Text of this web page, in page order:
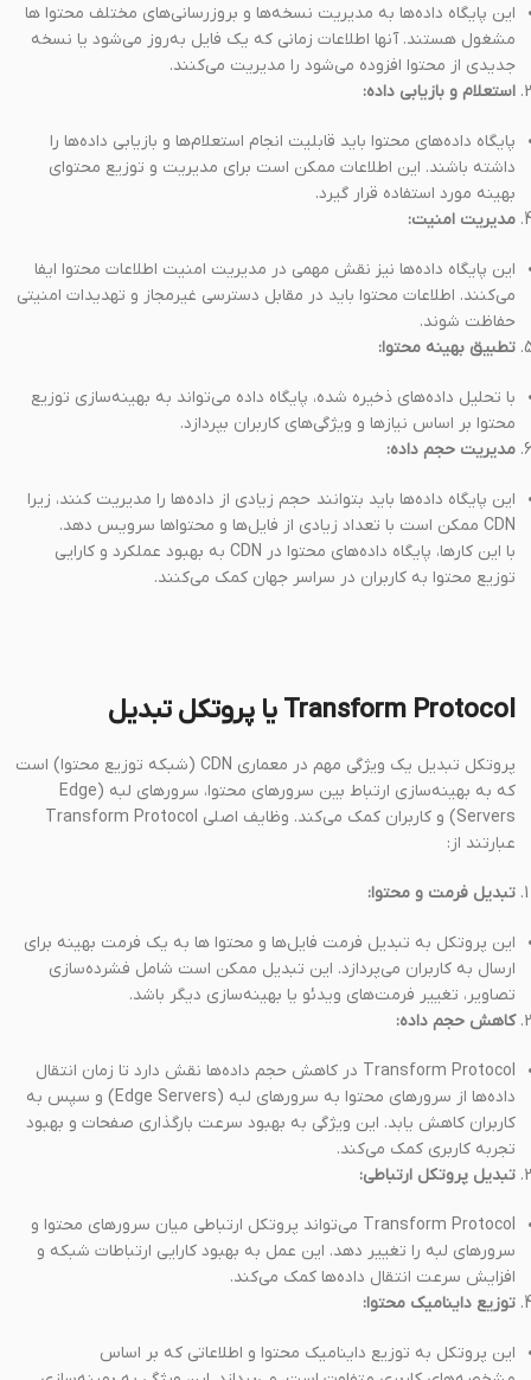
این پایگاه داده‌ها به مدیریت نسخه‌ها و بروزرسانی‌های مختلف محتوا ها
مشغول هستند. آنها اطلاعات زمانی که یک فایل به‌روز می‌شود یا نسخه
جدیدی از محتوا افزوده می‌شود را مدیریت می‌کنند.
استعلام و بازیابی داده:
پایگاه داده‌های محتوا باید قابلیت انجام استعلام‌ها و بازیابی داده‌ها را
داشته باشند. این اطلاعات ممکن است برای مدیریت و توزیع محتوای
بهینه مورد استفاده قرار گیرد.
مدیریت امنیت:
این پایگاه داده‌ها نیز نقش مهمی در مدیریت امنیت اطلاعات محتوا ایفا
می‌کنند. اطلاعات محتوا باید در مقابل دسترسی غیرمجاز و تهدیدات امنیتی
حفاظت شوند.
تطبیق بهینه محتوا:
با تحلیل داده‌های ذخیره شده، پایگاه داده می‌تواند به بهینه‌سازی توزیع
محتوا بر اساس نیازها و ویژگی‌های کاربران بپردازد.
مدیریت حجم داده:
این پایگاه داده‌ها باید بتوانند حجم زیادی از داده‌ها را مدیریت کنند، زیرا
CDN ممکن است با تعداد زیادی از فایل‌ها و محتواها سرویس دهد.
با این کارها، پایگاه داده‌های محتوا در CDN به بهبود عملکرد و کارایی
توزیع محتوا به کاربران در سراسر جهان کمک می‌کنند.
Transform Protocol یا پروتکل تبدیل
پروتکل تبدیل یک ویژگی مهم در معماری CDN (شبکه توزیع محتوا) است
که به بهینه‌سازی ارتباط بین سرورهای محتوا، سرورهای لبه (Edge
Servers) و کاربران کمک می‌کند. وظایف اصلی Transform Protocol
عبارتند از:
تبدیل فرمت و محتوا:
این پروتکل به تبدیل فرمت فایل‌ها و محتوا ها به یک فرمت بهینه برای
ارسال به کاربران می‌پردازد. این تبدیل ممکن است شامل فشرده‌سازی
تصاویر، تغییر فرمت‌های ویدئو یا بهینه‌سازی دیگر باشد.
کاهش حجم داده:
Transform Protocol در کاهش حجم داده‌ها نقش دارد تا زمان انتقال
داده‌ها از سرورهای محتوا به سرورهای لبه (Edge Servers) و سپس به
کاربران کاهش یابد. این ویژگی به بهبود سرعت بارگذاری صفحات و بهبود
تجربه کاربری کمک می‌کند.
تبدیل پروتکل ارتباطی:
Transform Protocol می‌تواند پروتکل ارتباطی میان سرورهای محتوا و
سرورهای لبه را تغییر دهد. این عمل به بهبود کارایی ارتباطات شبکه و
افزایش سرعت انتقال داده‌ها کمک می‌کند.
توزیع داینامیک محتوا:
این پروتکل به توزیع داینامیک محتوا و اطلاعاتی که بر اساس